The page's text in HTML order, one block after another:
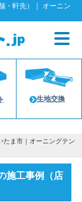
・軒先）｜ オーニン
生地交換
たま市｜オーニングテン
施工事例（店